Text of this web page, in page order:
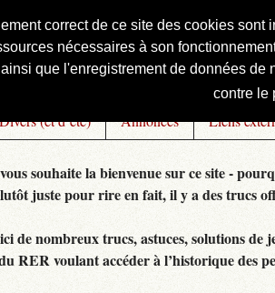
correct de ce site des cookies
nécessaires à son
que l'enregistrement de données
contre le
Officiel
Divers (et d’été) Annonces Liens
souhaite la bienvenue sur ce site -
juste pour rire en fait, il y a des trucs
de nombreux trucs, astuces, solutions
RER voulant accéder à l’historique des